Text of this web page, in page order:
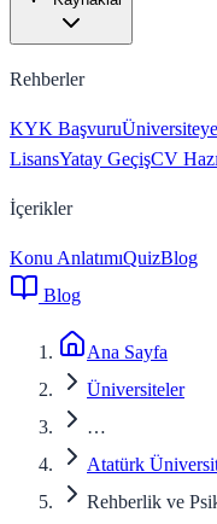
Rehberler
KYK Başvuru
LisansYatay GeçişCV
İçerikler
Konu AnlatımıQuizBlog
Blog
Ana Sayfa
Üniversiteler
…
Atatürk
Rehberlik ve